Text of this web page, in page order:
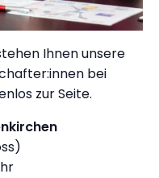
Ihnen unsere
bei
zur Seite.